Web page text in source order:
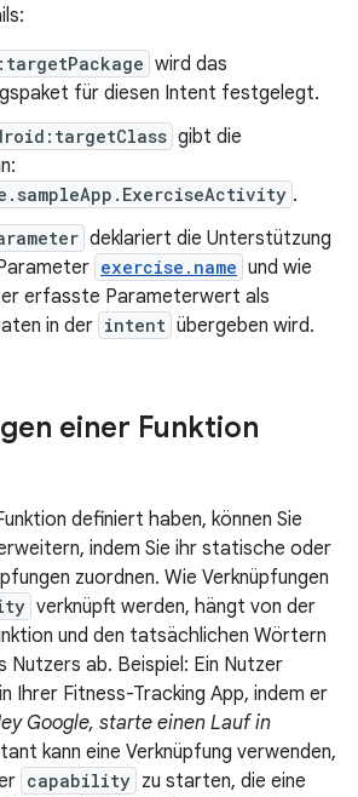
wird das
für diesen Intent festgelegt.
gibt die
.
deklariert die Unterstützung
exercise.name und wie
erfasste Parameterwert als
in der intent übergeben wird.
einer Funktion
definiert haben, können Sie
indem Sie ihr statische oder
zuordnen. Wie Verknüpfungen
verknüpft werden, hängt von der
und den tatsächlichen Wörtern
Nutzers ab. Beispiel: Ein Nutzer
Ihrer Fitness-Tracking App, indem er
Google, starte einen Lauf in
kann eine Verknüpfung verwenden,
capability zu starten, die eine